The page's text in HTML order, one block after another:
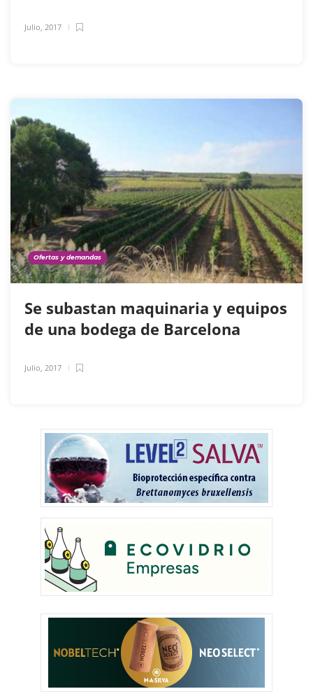
Julio, 2017
Ofertas y demandas
Se subastan maquinaria y equipos
de una bodega de Barcelona
Julio, 2017